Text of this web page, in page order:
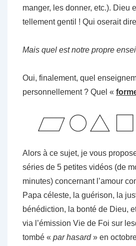
manger, les donner, etc.). Dieu
tellement gentil ! Qui oserait
Mais quel est notre propre
Oui, finalement, quel
personnellement ? Quel «
Alors à ce sujet, je vous
séries de 5 petites vidéos (de
minutes) concernant l’amour
Papa céleste, la guérison, la
bénédiction, la bonté de Dieu,
via l’émission Vie de Foi sur
tombé « par hasard» en